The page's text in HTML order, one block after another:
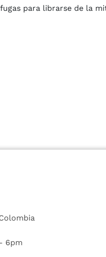
para librarse de la
6pm